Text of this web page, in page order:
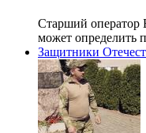
Старший оператор
может определить
Защитники